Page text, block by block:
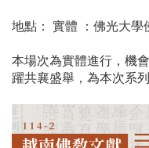
地點： 實體 ：佛光大學
本場次為實體進行，機
躍共襄盛舉，為本次系